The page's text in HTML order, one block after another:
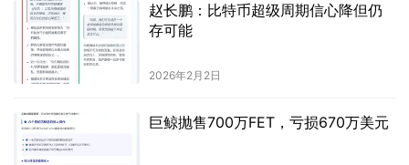
赵长鹏：比特币超级周期信心降但仍
存可能
2026年2月2日
巨鲸抛售700万FET，亏损670万美元